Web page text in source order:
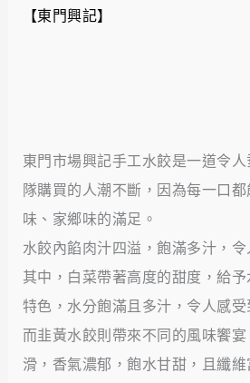
【東門興記】
東門市場興記手工水餃是一道令
隊購買的人潮不斷，因為每一口
味、家鄉味的滿足。
水餃內餡肉汁四溢，飽滿多汁，令
其中，白菜帶著高度的甜度，給
特色，水分飽滿且多汁，令人感受
而韭黃水餃則帶來不同的風味饗
滑，香氣濃郁，飽水甘甜，且纖